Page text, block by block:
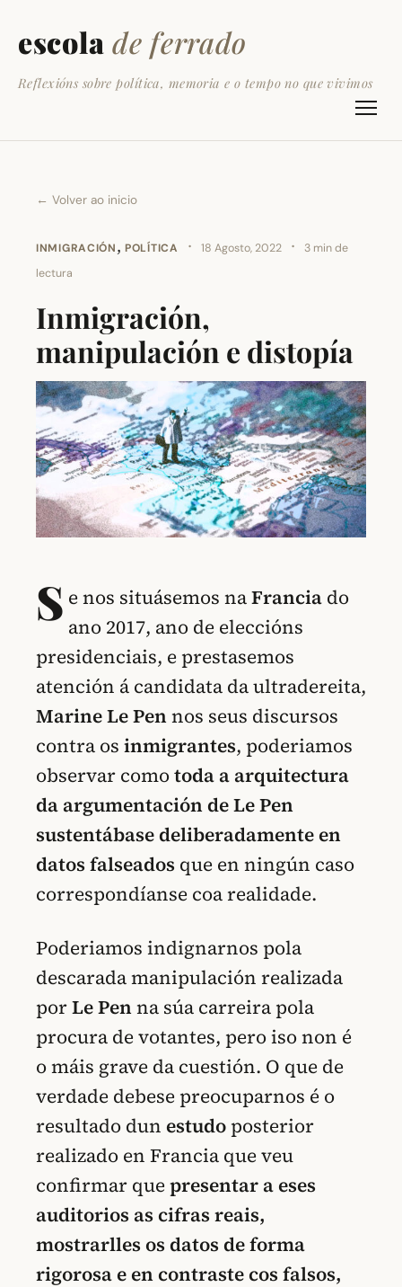
escola de ferrado
Reflexións sobre política, memoria e o tempo no que vivimos
← Volver ao inicio
INMIGRACIÓN, POLÍTICA · 18 Agosto, 2022 ·
3 min de
lectura
Inmigración,
manipulación e distopía
S e nos situásemos naFrancia do
ano 2017, ano de eleccións
presidenciais, e prestasemos
atención á candidata da ultradereita,
Marine Le Pennos seus discursos
contra os inmigrantes, poderiamos
observar comotoda a arquitectura
da argumentación de Le Pen
sustentábase deliberadamente en
datos falseados que en ningún caso
correspondíanse coa realidade.
Poderiamos indignarnos pola
descarada manipulación realizada
porLePenna súa carreira pola
procura de votantes, pero iso non é
o máis grave da cuestión. O que de
verdade debese preocuparnos é o
resultado dun estudo posterior
realizado en Francia que veu
confirmar quepresentar a eses
auditorios as cifras reais,
mostrarlles os datos de forma
rigorosa e en contraste cos falsos,